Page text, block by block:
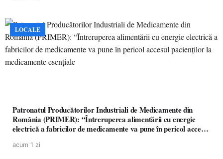
LOCALE
Patronatul Producătorilor Industriali de Medicamente din
România (PRIMER): “Întreruperea alimentării cu energie
electrică a fabricilor de medicamente va pune în pericol accesul
acum 1 zi